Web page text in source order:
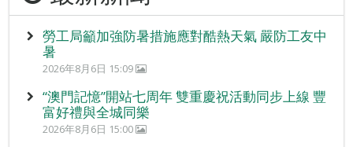
勞工局籲加強防暑措施應對酷熱天氣 嚴防工友中
暑
2026年8月6日 15:09
“澳門記憶”開站七周年 雙重慶祝活動同步上線 豐
富好禮與全城同樂
2026年8月6日 15:00